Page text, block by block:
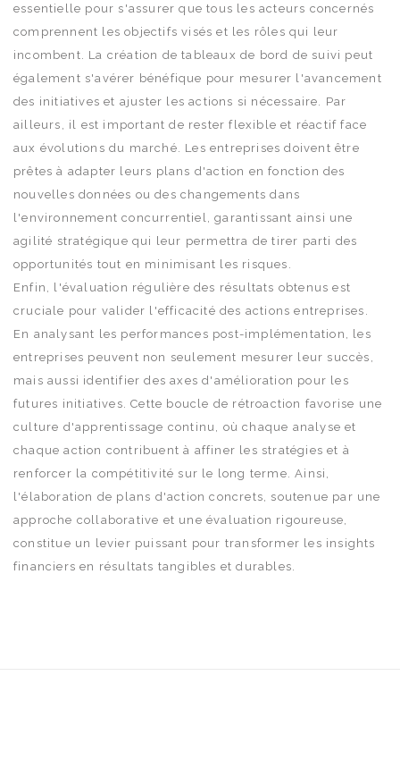
essentielle pour s'assurer que tous les acteurs concernés
comprennent les objectifs visés et les rôles qui leur
incombent. La création de tableaux de bord de suivi peut
également s'avérer bénéfique pour mesurer l'avancement
des initiatives et ajuster les actions si nécessaire. Par
ailleurs, il est important de rester flexible et réactif face
aux évolutions du marché. Les entreprises doivent être
prêtes à adapter leurs plans d'action en fonction des
nouvelles données ou des changements dans
l'environnement concurrentiel, garantissant ainsi une
agilité stratégique qui leur permettra de tirer parti des
opportunités tout en minimisant les risques.
Enfin, l'évaluation régulière des résultats obtenus est
cruciale pour valider l'efficacité des actions entreprises.
En analysant les performances post-implémentation, les
entreprises peuvent non seulement mesurer leur succès,
mais aussi identifier des axes d'amélioration pour les
futures initiatives. Cette boucle de rétroaction favorise une
culture d'apprentissage continu, où chaque analyse et
chaque action contribuent à affiner les stratégies et à
renforcer la compétitivité sur le long terme. Ainsi,
l'élaboration de plans d'action concrets, soutenue par une
approche collaborative et une évaluation rigoureuse,
constitue un levier puissant pour transformer les insights
financiers en résultats tangibles et durables.